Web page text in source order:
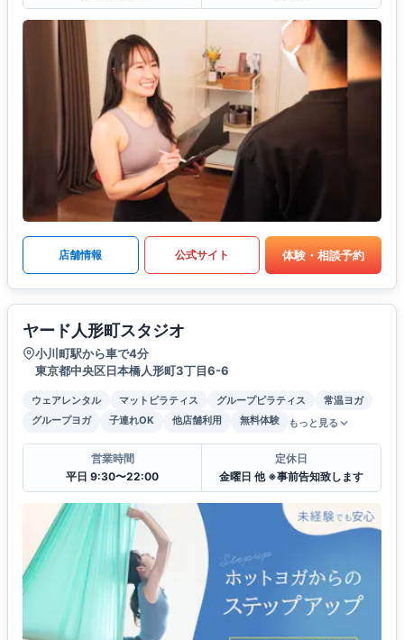
店舗情報 公式サイト 体験・相談予約
ヤード人形町スタジオ
小川町駅から車で4分
東京都中央区日本橋人形町3丁目6-6
ウェアレンタル マットピラティス グループピラティス
常温ヨガ
グループヨガ
子連れOK 他店舗利用 無料体験 もっと見る
営業時間
平日 9:30〜22:00
定休日
金曜日 他 ※事前告知致します